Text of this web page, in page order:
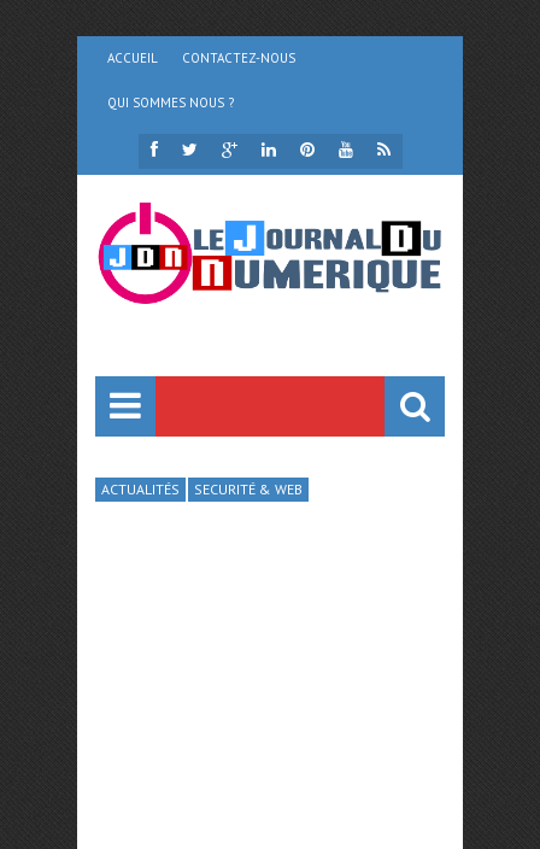
ACCUEIL CONTACTEZ-NOUS
QUI SOMMES NOUS ?
ACTUALITÉS SECURITÉ & WEB